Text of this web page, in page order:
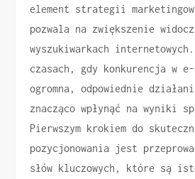
element strategii
pozwala na zwiększenie
wyszukiwarkach
czasach, gdy konkurencja w e-
ogromna, odpowiednie
znacząco wpłynąć na wyniki
Pierwszym krokiem do
pozycjonowania jest
słów kluczowych, które są